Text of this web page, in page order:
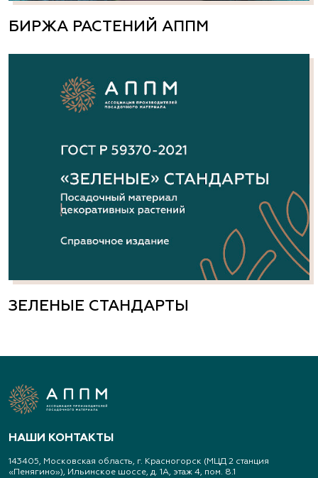
БИРЖА РАСТЕНИЙ АППМ
ЗЕЛЕНЫЕ СТАНДАРТЫ
НАШИ КОНТАКТЫ
143405, Московская область, г. Красногорск (МЦД 2 станция
«Пенягино»), Ильинское шоссе, д. 1А, этаж 4, пом. 8.1